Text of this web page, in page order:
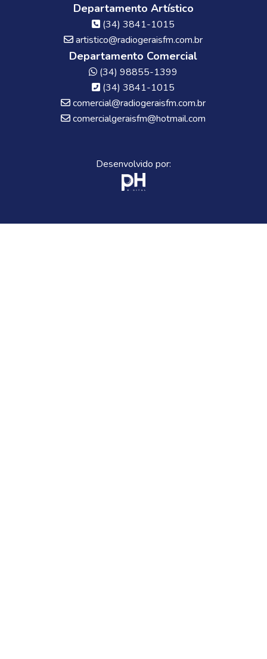
Departamento Artístico
(34) 3841-1015
artistico@radiogeraisfm.com.br
Departamento Comercial
(34) 98855-1399
(34) 3841-1015
comercial@radiogeraisfm.com.br
comercialgeraisfm@hotmail.com
Desenvolvido por: